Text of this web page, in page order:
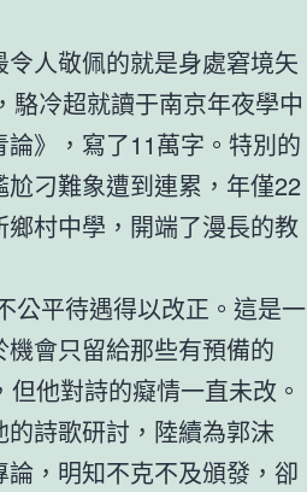
人敬佩的就是身處窘境矢
駱冷超就讀于南京年夜學中
》，寫了11萬字。特別的
刁難象遭到連累，年僅22
村中學，開端了漫長的教
公平待遇得以改正。這是一
會只留給那些有預備的
他對詩的癡情一直未改。
詩歌研討，陸續為郭沫
，明知不克不及頒發，卻